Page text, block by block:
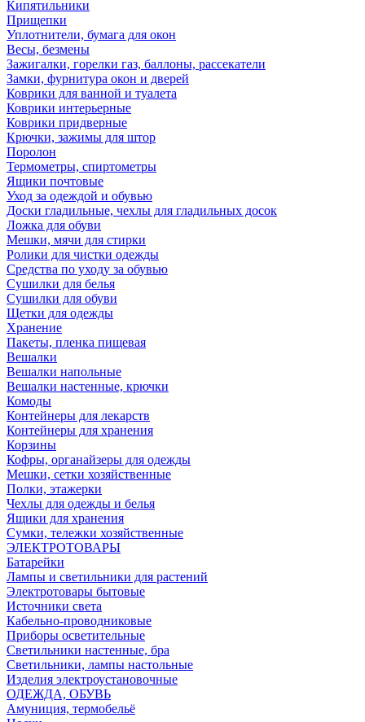
Кипятильники
Прищепки
Уплотнители, бумага для окон
Весы, безмены
Зажигалки, горелки газ, баллоны, рассекатели
Замки, фурнитура окон и дверей
Коврики для ванной и туалета
Коврики интерьерные
Коврики придверные
Крючки, зажимы для штор
Поролон
Термометры, спиртометры
Ящики почтовые
Уход за одеждой и обувью
Доски гладильные, чехлы для гладильных досок
Ложка для обуви
Мешки, мячи для стирки
Ролики для чистки одежды
Средства по уходу за обувью
Сушилки для белья
Сушилки для обуви
Щетки для одежды
Хранение
Пакеты, пленка пищевая
Вешалки
Вешалки напольные
Вешалки настенные, крючки
Комоды
Контейнеры для лекарств
Контейнеры для хранения
Корзины
Кофры, органайзеры для одежды
Мешки, сетки хозяйственные
Полки, этажерки
Чехлы для одежды и белья
Ящики для хранения
Сумки, тележки хозяйственные
ЭЛЕКТРОТОВАРЫ
Батарейки
Лампы и светильники для растений
Электротовары бытовые
Источники света
Кабельно-проводниковые
Приборы осветительные
Светильники настенные, бра
Светильники, лампы настольные
Изделия электроустановочные
ОДЕЖДА, ОБУВЬ
Амуниция, термобельё